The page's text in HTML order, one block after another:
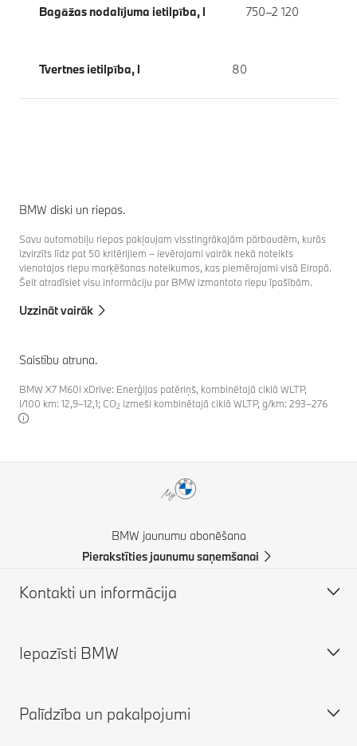
Bagāžas nodalījuma ietilpība, l 750–2 120
Tvertnes ietilpība, l 80
BMW diski un riepas.
Savu automobiļu riepas pakļaujam visstingrākajām pārbaudēm, kurās
izvirzīts līdz pat 50 kritērijiem – ievērojami vairāk nekā noteikts
vienotajos riepu marķēšanas noteikumos, kas piemērojami visā Eiropā.
Šeit atradīsiet visu informāciju par BMW izmantoto riepu īpašībām.
Uzzināt vairāk
Saistību atruna.
BMW X7 M60i xDrive: Enerģijas patēriņš, kombinētajā ciklā WLTP,
l/100 km: 12,9–12,1; CO2 izmeši kombinētajā ciklā WLTP, g/km: 293–276
BMW jaunumu abonēšana
Pierakstīties jaunumu saņemšanai
Kontakti un informācija
Klientu atbalsts
Atrast BMW partneri
Iepazīsti BMW
Par mums
Palīdzība un pakalpojumi